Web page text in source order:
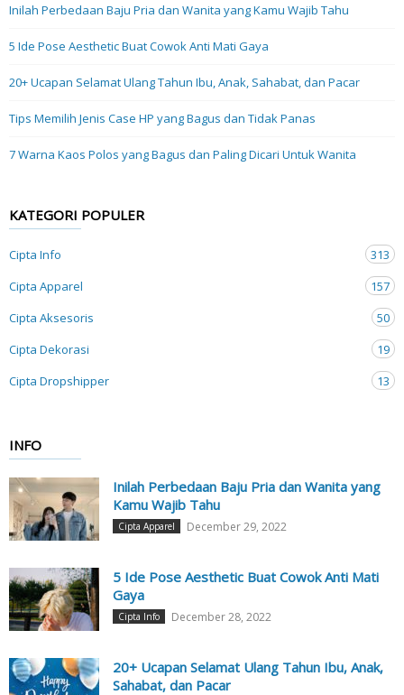
Inilah Perbedaan Baju Pria dan Wanita yang Kamu Wajib Tahu
5 Ide Pose Aesthetic Buat Cowok Anti Mati Gaya
20+ Ucapan Selamat Ulang Tahun Ibu, Anak, Sahabat, dan Pacar
Tips Memilih Jenis Case HP yang Bagus dan Tidak Panas
7 Warna Kaos Polos yang Bagus dan Paling Dicari Untuk Wanita
KATEGORI POPULER
Cipta Info
313
Cipta Apparel
157
Cipta Aksesoris
50
Cipta Dekorasi
19
Cipta Dropshipper
13
INFO
Inilah Perbedaan Baju Pria dan Wanita yang
Kamu Wajib Tahu
Cipta Apparel December 29, 2022
5 Ide Pose Aesthetic Buat Cowok Anti Mati
Gaya
Cipta Info December 28, 2022
20+ Ucapan Selamat Ulang Tahun Ibu, Anak,
Sahabat, dan Pacar